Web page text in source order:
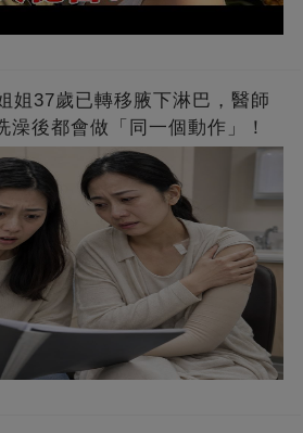
姐37歲已轉移腋下淋巴，醫師
澡後都會做「同一個動作」！